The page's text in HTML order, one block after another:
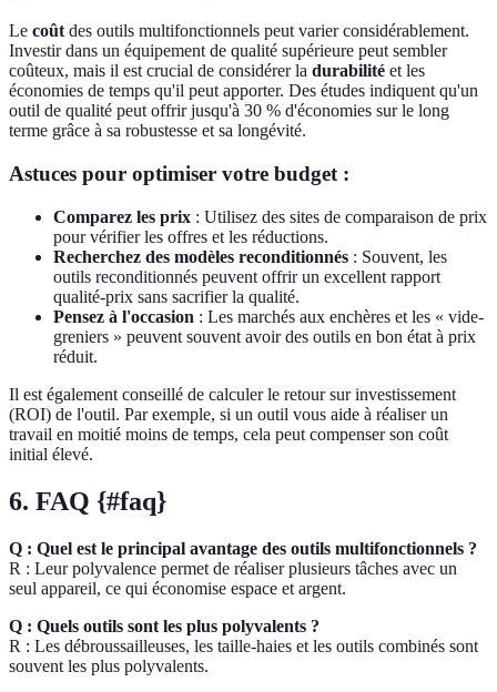
Le coût des outils multifonctionnels peut varier considérablement.
Investir dans un équipement de qualité supérieure peut sembler
coûteux, mais il est crucial de considérer la durabilité et les
économies de temps qu'il peut apporter. Des études indiquent qu'un
outil de qualité peut offrir jusqu'à 30 % d'économies sur le long
terme grâce à sa robustesse et sa longévité.
Astuces pour optimiser votre budget :
Comparez les prix : Utilisez des sites de comparaison de prix
pour vérifier les offres et les réductions.
Recherchez des modèles reconditionnés : Souvent, les
outils reconditionnés peuvent offrir un excellent rapport
qualité-prix sans sacrifier la qualité.
Pensez à l'occasion : Les marchés aux enchères et les « vide-
greniers » peuvent souvent avoir des outils en bon état à prix
réduit.
Il est également conseillé de calculer le retour sur investissement
(ROI) de l'outil. Par exemple, si un outil vous aide à réaliser un
travail en moitié moins de temps, cela peut compenser son coût
initial élevé.
6. FAQ {#faq}
Q : Quel est le principal avantage des outils multifonctionnels ?
R : Leur polyvalence permet de réaliser plusieurs tâches avec un
seul appareil, ce qui économise espace et argent.
Q : Quels outils sont les plus polyvalents ?
R : Les débroussailleuses, les taille-haies et les outils combinés sont
souvent les plus polyvalents.